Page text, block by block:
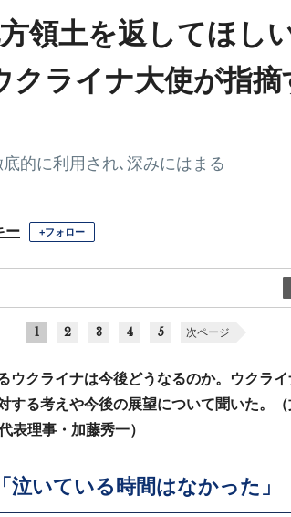
領土を返してほし
ライナ大使が指摘
的に利用され､深みにはまる
ー +フォロー
1 2 3 4 5 次ページ
ウクライナは今後どうなるのか。ウクラ
する考えや今後の展望について聞いた。
表理事・加藤秀一）
いている時間はなかった」